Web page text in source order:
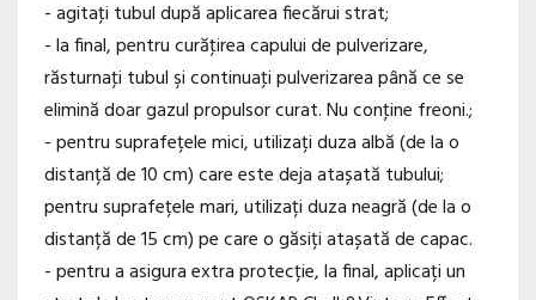
- agitaţi tubul după aplicarea fiecărui strat;
- la final, pentru curăţirea capului de pulverizare,
răsturnaţi tubul şi continuaţi pulverizarea până ce se
elimină doar gazul propulsor curat. Nu conţine freoni.;
- pentru suprafețele mici, utilizați duza albă (de la o
distanță de 10 cm) care este deja atașată tubului;
pentru suprafețele mari, utilizați duza neagră (de la o
distanță de 15 cm) pe care o găsiți atașată de capac.
- pentru a asigura extra protecție, la final, aplicați un